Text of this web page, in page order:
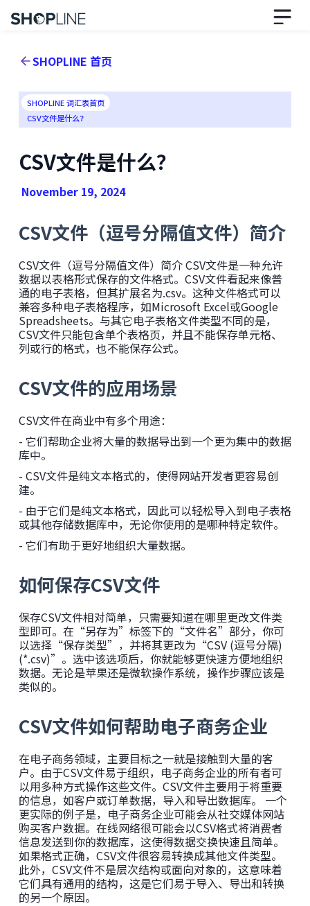
SHOPLINE 首页
SHOPLINE 词汇表首页
CSV文件是什么？
CSV文件是什么？
November 19, 2024
CSV文件（逗号分隔值文件）简介
CSV文件（逗号分隔值文件）简介 CSV文件是一种允许
数据以表格形式保存的文件格式。CSV文件看起来像普
通的电子表格，但其扩展名为.csv。这种文件格式可以
兼容多种电子表格程序，如Microsoft Excel或Google
Spreadsheets。与其它电子表格文件类型不同的是，
CSV文件只能包含单个表格页，并且不能保存单元格、
列或行的格式，也不能保存公式。
CSV文件的应用场景
CSV文件在商业中有多个用途：
- 它们帮助企业将大量的数据导出到一个更为集中的数据
库中。
- CSV文件是纯文本格式的，使得网站开发者更容易创
建。
- 由于它们是纯文本格式，因此可以轻松导入到电子表格
或其他存储数据库中，无论你使用的是哪种特定软件。
- 它们有助于更好地组织大量数据。
如何保存CSV文件
保存CSV文件相对简单，只需要知道在哪里更改文件类
型即可。在“另存为”标签下的“文件名”部分，你可
以选择“保存类型”，并将其更改为“CSV (逗号分隔)
(*.csv)”。选中该选项后，你就能够更快速方便地组织
数据。无论是苹果还是微软操作系统，操作步骤应该是
类似的。
CSV文件如何帮助电子商务企业
在电子商务领域，主要目标之一就是接触到大量的客
户。由于CSV文件易于组织，电子商务企业的所有者可
以用多种方式操作这些文件。CSV文件主要用于将重要
的信息，如客户或订单数据，导入和导出数据库。 一个
更实际的例子是，电子商务企业可能会从社交媒体网站
购买客户数据。在线网络很可能会以CSV格式将消费者
信息发送到你的数据库，这使得数据交换快速且简单。
如果格式正确，CSV文件很容易转换成其他文件类型。
此外，CSV文件不是层次结构或面向对象的，这意味着
它们具有通用的结构，这是它们易于导入、导出和转换
的另一个原因。